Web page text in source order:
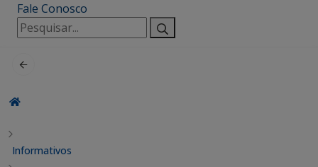
Fale Conosco
Pesquisar
por:
Informativos